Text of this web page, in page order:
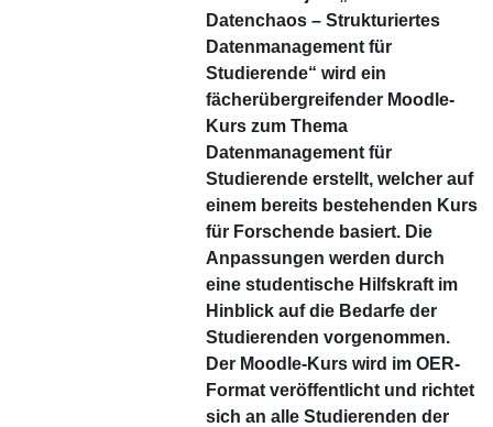
Datenchaos – Strukturiertes
Datenmanagement für
Studierende“ wird ein
fächerübergreifender Moodle-
Kurs zum Thema
Datenmanagement für
Studierende erstellt, welcher auf
einem bereits bestehenden Kurs
für Forschende basiert. Die
Anpassungen werden durch
eine studentische Hilfskraft im
Hinblick auf die Bedarfe der
Studierenden vorgenommen.
Der Moodle-Kurs wird im OER-
Format veröffentlicht und richtet
sich an alle Studierenden der